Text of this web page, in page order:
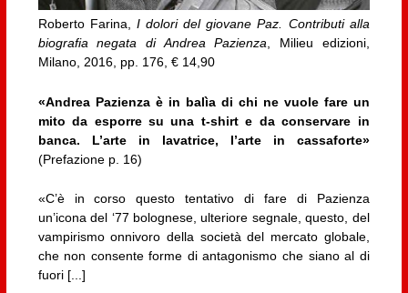
Roberto Farina, I dolori del giovane Paz. Contributi alla
biografia negata di Andrea Pazienza, Milieu edizioni,
Milano, 2016, pp. 176, € 14,90
«Andrea Pazienza è in balìa di chi ne vuole fare un
mito da esporre su una t-shirt e da conservare in
banca. L’arte in lavatrice, l’arte in cassaforte»
(Prefazione p. 16)
«C’è in corso questo tentativo di fare di Pazienza
un’icona del ‘77 bolognese, ulteriore segnale, questo, del
vampirismo onnivoro della società del mercato globale,
che non consente forme di antagonismo che siano al di
fuori [...]